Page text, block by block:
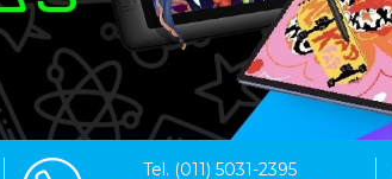
Tel. (011) 5031-2395